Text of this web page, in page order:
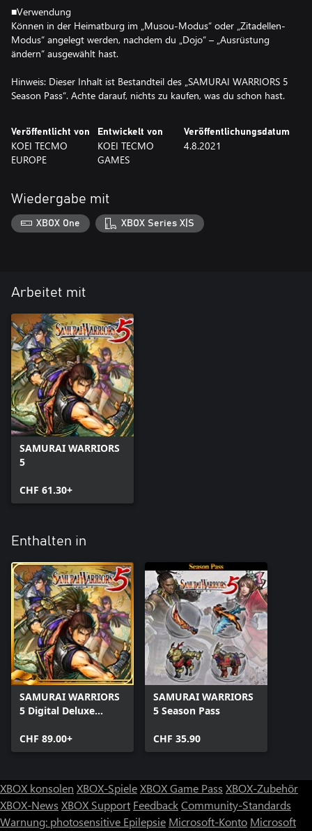
■Verwendung
Können in der Heimatburg im „Musou-Modus“ oder „Zitadellen-
Modus“ angelegt werden, nachdem du „Dojo“ – „Ausrüstung
ändern“ ausgewählt hast.
Hinweis: Dieser Inhalt ist Bestandteil des „SAMURAI WARRIORS 5
Season Pass“. Achte darauf, nichts zu kaufen, was du schon hast.
Veröffentlicht von
KOEI TECMO
EUROPE
Entwickelt von
KOEI TECMO
GAMES
Veröffentlichungsdatum
4.8.2021
Wiedergabe mit
XBOX One XBOX Series X|S
Arbeitet mit
SAMURAI WARRIORS
5
CHF 61.30+
Enthalten in
SAMURAI WARRIORS
5 Digital Deluxe
CHF 89.00+
SAMURAI WARRIORS
5 Season Pass
CHF 35.90
XBOX konsolen XBOX-SpieleXBOX Game Pass XBOX-Zubehör
XBOX-News XBOX Support FeedbackCommunity-Standards
Warnung: photosensitive Epilepsie Microsoft-Konto Microsoft